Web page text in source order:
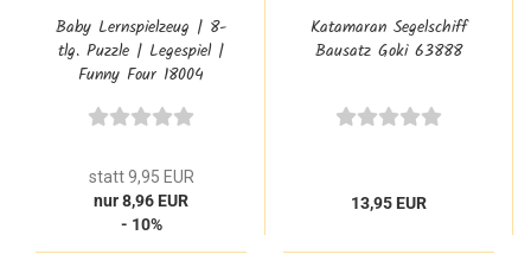
Baby Lernspielzeug | 8-
tlg. Puzzle | Legespiel |
Funny Four 18004
statt 9,95 EUR
nur 8,96 EUR
- 10%
Katamaran Segelschiff
Bausatz Goki 63888
13,95 EUR